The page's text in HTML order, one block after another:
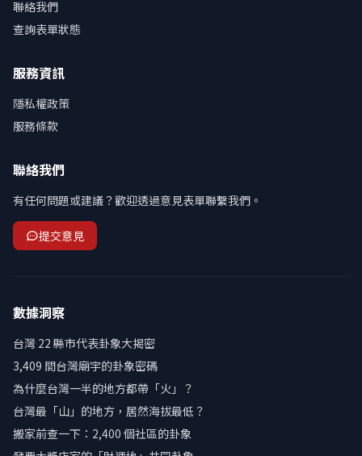
聯絡我們
查詢表單狀態
服務資訊
隱私權政策
服務條款
聯絡我們
有任何問題或建議？歡迎透過意見表單聯繫我們。
提交意見
數據洞察
台灣 22 縣市代表卦象大揭密
3,409 間台灣廟宇的卦象密碼
為什麼台灣一半的地方都帶「火」？
台灣最「山」的地方，居然海拔最低？
搬家前查一下：2,400 個社區的卦象